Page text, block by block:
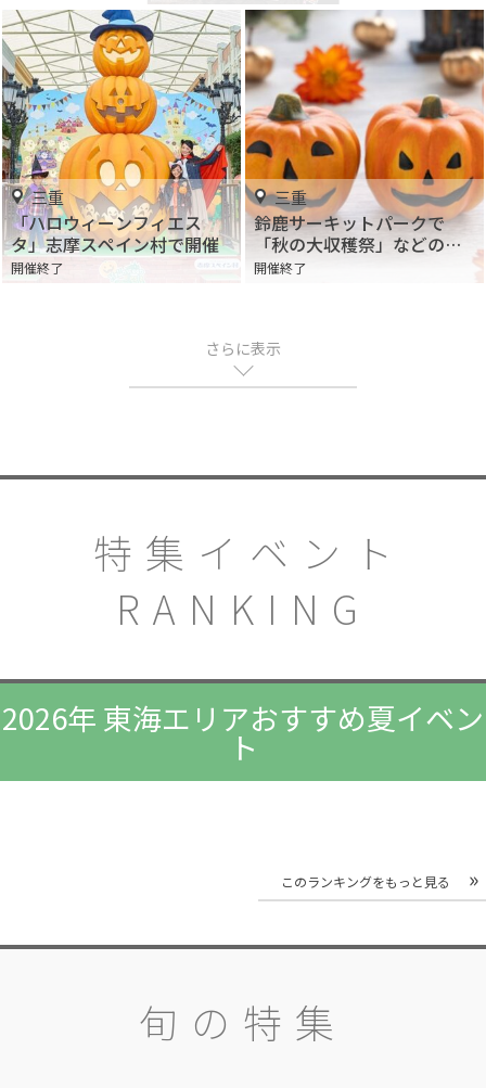
三重
「ハロウィーンフィエス
タ」志摩スペイン村で開催
開催終了
三重
鈴鹿サーキットパークで
「秋の大収穫祭」などの秋
イベントを開催
開催終了
さらに表示
特集イベント
RANKING
2026年 東海エリアおすすめ夏イベン
ト
このランキングをもっと見る
旬の特集